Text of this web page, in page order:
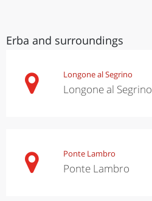
Erba and surroundings
Longone al Segrino
Longone al Segrino
Ponte Lambro
Ponte Lambro